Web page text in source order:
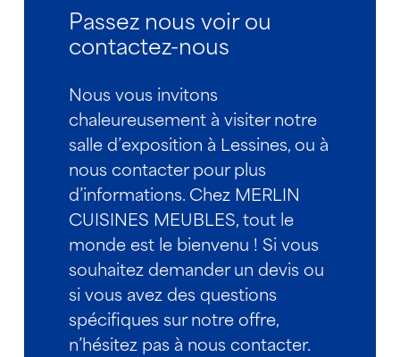
Passez nous voir ou
contactez-nous
Nous vous invitons
chaleureusement à visiter notre
salle d’exposition à Lessines, ou à
nous contacter pour plus
d’informations. Chez MERLIN
CUISINES MEUBLES, tout le
monde est le bienvenu ! Si vous
souhaitez demander un devis ou
si vous avez des questions
spécifiques sur notre offre,
n’hésitez pas à nous contacter.